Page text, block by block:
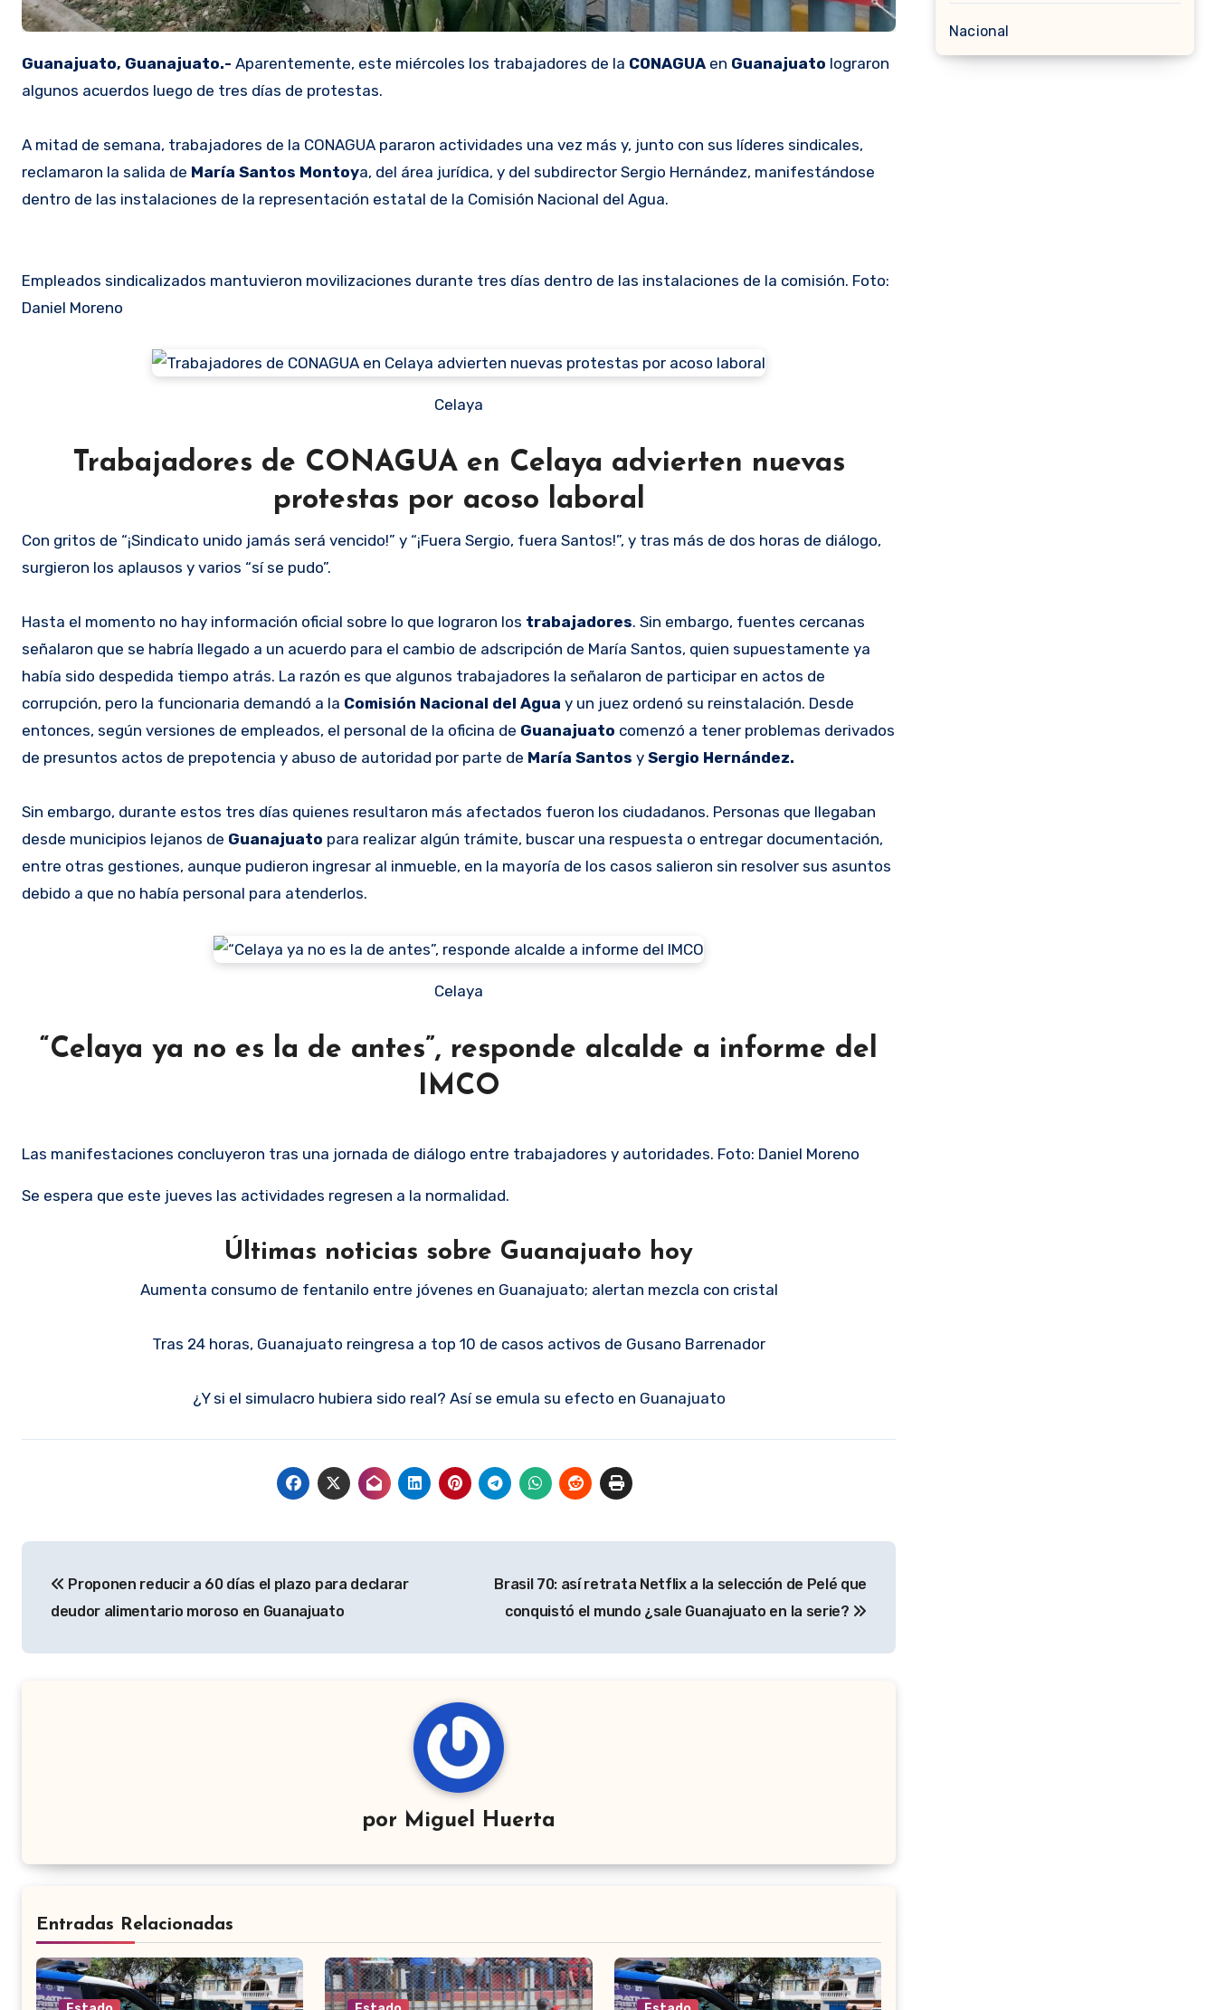
Guanajuato, Guanajuato.- Aparentemente, este miércoles los trabajadores de la CONAGUA en Guanajuato lograron
algunos acuerdos luego de tres días de protestas.
A mitad de semana, trabajadores de la CONAGUA pararon actividades una vez más y, junto con sus líderes sindicales,
reclamaron la salida de María Santos Montoya, del área jurídica, y del subdirector Sergio Hernández, manifestándose
dentro de las instalaciones de la representación estatal de la Comisión Nacional del Agua.
Empleados sindicalizados mantuvieron movilizaciones durante tres días dentro de las instalaciones de la comisión. Foto:
Daniel Moreno
Celaya
Trabajadores de CONAGUA en Celaya advierten nuevas
protestas por acoso laboral
Con gritos de “¡Sindicato unido jamás será vencido!” y “¡Fuera Sergio, fuera Santos!”, y tras más de dos horas de diálogo,
surgieron los aplausos y varios “sí se pudo”.
Hasta el momento no hay información oficial sobre lo que lograron los trabajadores. Sin embargo, fuentes cercanas
señalaron que se habría llegado a un acuerdo para el cambio de adscripción de María Santos, quien supuestamente ya
había sido despedida tiempo atrás. La razón es que algunos trabajadores la señalaron de participar en actos de
corrupción, pero la funcionaria demandó a la Comisión Nacional del Agua y un juez ordenó su reinstalación. Desde
entonces, según versiones de empleados, el personal de la oficina de Guanajuato comenzó a tener problemas derivados
de presuntos actos de prepotencia y abuso de autoridad por parte de María Santos y Sergio Hernández.
Sin embargo, durante estos tres días quienes resultaron más afectados fueron los ciudadanos. Personas que llegaban
desde municipios lejanos de Guanajuato para realizar algún trámite, buscar una respuesta o entregar documentación,
entre otras gestiones, aunque pudieron ingresar al inmueble, en la mayoría de los casos salieron sin resolver sus asuntos
debido a que no había personal para atenderlos.
Celaya
“Celaya ya no es la de antes”, responde alcalde a informe del
IMCO
Las manifestaciones concluyeron tras una jornada de diálogo entre trabajadores y autoridades. Foto: Daniel Moreno
Se espera que este jueves las actividades regresen a la normalidad.
Últimas noticias sobre Guanajuato hoy
Aumenta consumo de fentanilo entre jóvenes en Guanajuato; alertan mezcla con cristal
Tras 24 horas, Guanajuato reingresa a top 10 de casos activos de Gusano Barrenador
¿Y si el simulacro hubiera sido real? Así se emula su efecto en Guanajuato
de
Proponen reducir a 60 días el plazo para declarar
deudor alimentario moroso en Guanajuato
Brasil 70: así retrata Netflix a la selección de Pelé que
conquistó el mundo ¿sale Guanajuato en la serie?
por Miguel Huerta
Entradas Relacionadas
Nacional